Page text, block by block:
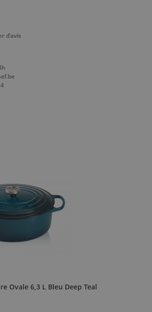
d’avis
Ovale 6,3 L Bleu Deep Teal